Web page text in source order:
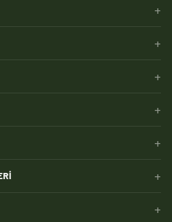
+
+
+
+
+
+
+